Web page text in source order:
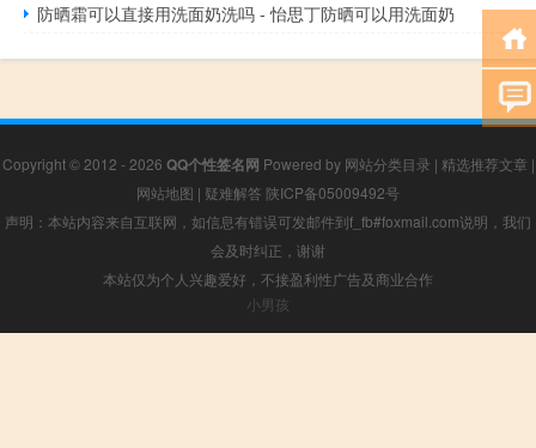
防晒霜可以直接用洗面奶洗吗 - 怡思丁防晒可以用洗面奶
Copyright © 2012 - 2026 QQ个性签名网 Powered by 网站分类目录 | 精选推荐文章 |
网站地图 | 疑难解答 陕ICP备05009492号
声明：本站内容来自互联网，如信息有错误可发邮件到f_fb#foxmail.com说明，我们
会及时纠正，谢谢
本站仅为个人兴趣爱好，不接盈利性广告及商业合作
小男孩